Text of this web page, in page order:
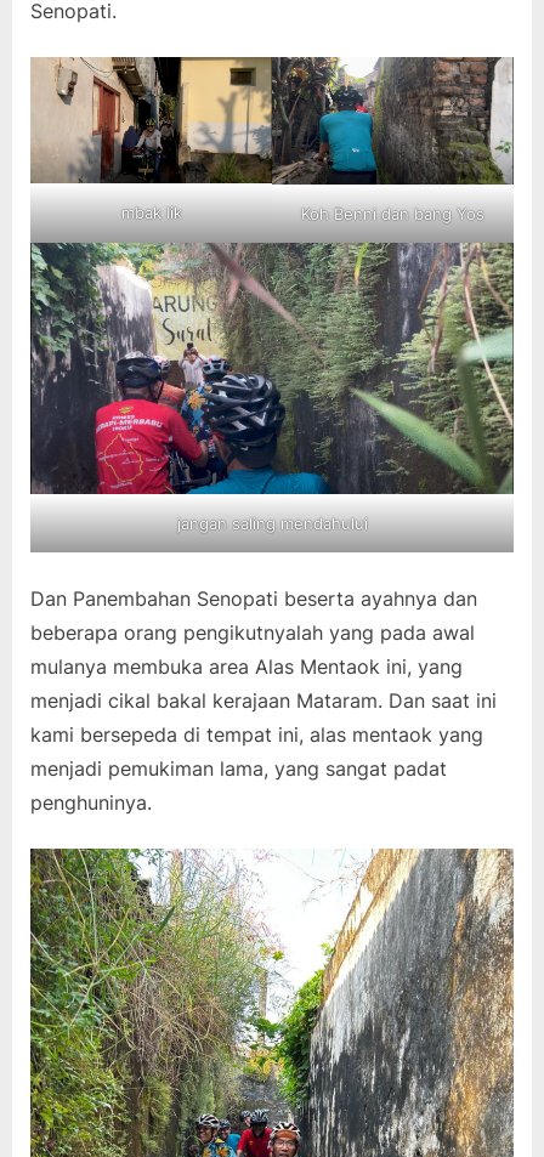
Senopati.
mbak Iik Koh Benni dan bang Yos
jangan saling mendahului
Dan Panembahan Senopati beserta ayahnya dan
beberapa orang pengikutnyalah yang pada awal
mulanya membuka area Alas Mentaok ini, yang
menjadi cikal bakal kerajaan Mataram. Dan saat ini
kami bersepeda di tempat ini, alas mentaok yang
menjadi pemukiman lama, yang sangat padat
penghuninya.